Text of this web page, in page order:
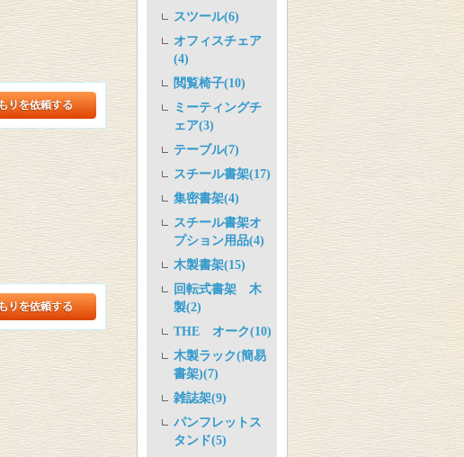
スツール(6)
オフィスチェア
(4)
閲覧椅子(10)
ミーティングチ
ェア(3)
テーブル(7)
スチール書架(17)
集密書架(4)
スチール書架オ
プション用品(4)
木製書架(15)
回転式書架 木
製(2)
THE オーク(10)
木製ラック(簡易
書架)(7)
雑誌架(9)
パンフレットス
タンド(5)